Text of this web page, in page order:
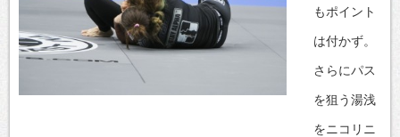
もポイント
は付かず。
さらにパス
を狙う湯浅
をニコリニ